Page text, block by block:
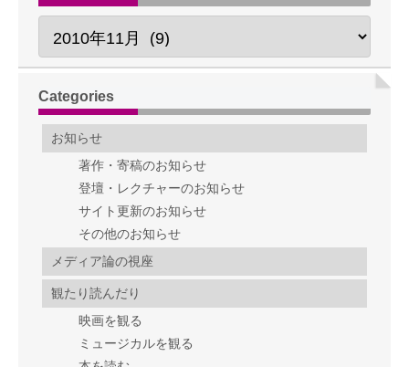
Categories
お知らせ
著作・寄稿のお知らせ
登壇・レクチャーのお知らせ
サイト更新のお知らせ
その他のお知らせ
メディア論の視座
観たり読んだり
映画を観る
ミュージカルを観る